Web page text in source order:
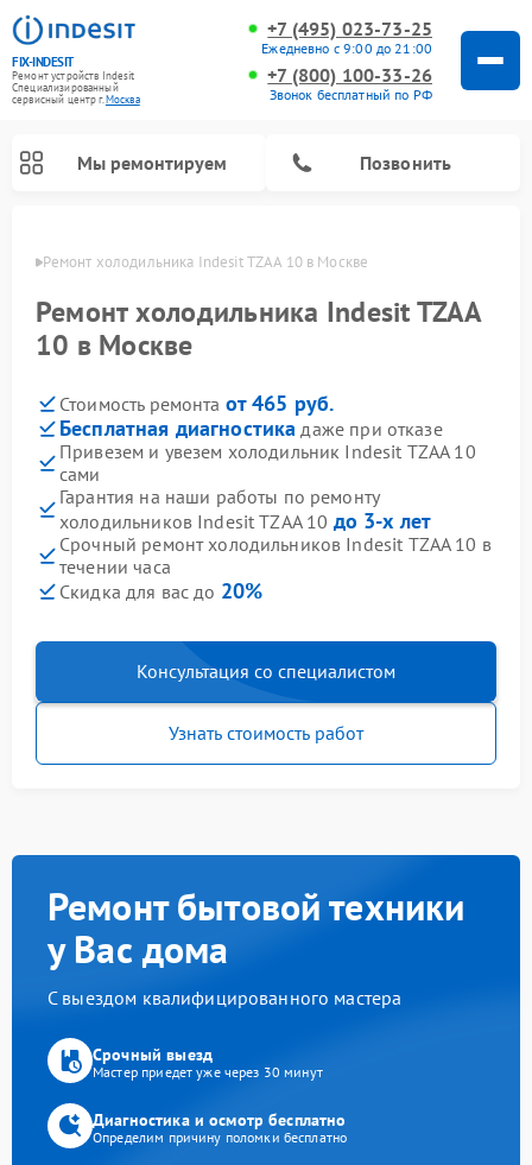
FIX-INDESIT
Ремонт устройств Indesit
Специализированный
cервисный центр г.Москва
+7 (495) 023-73-25
Ежедневно с 9:00 до 21:00
+7 (800) 100-33-26
Звонок бесплатный по РФ
Мы ремонтируем Позвонить
Ремонт холодильника Indesit TZAA 10 в Москве
Ремонт холодильника Indesit TZAA
10 в Москве
Стоимость ремонта от 465 руб.
Бесплатная диагностика даже при отказе
Привезем и увезем холодильник Indesit TZAA 10
сами
Гарантия на наши работы по ремонту
холодильников Indesit TZAA 10 до 3-х лет
Срочный ремонт холодильников Indesit TZAA 10 в
течении часа
Скидка для вас до 20%
Консультация со специалистом
Узнать стоимость работ
Ремонт бытовой техники
у Вас дома
С выездом квалифицированного мастера
Срочный выезд
Мастер приедет уже через 30 минут
Диагностика и осмотр бесплатно
Определим причину поломки бесплатно